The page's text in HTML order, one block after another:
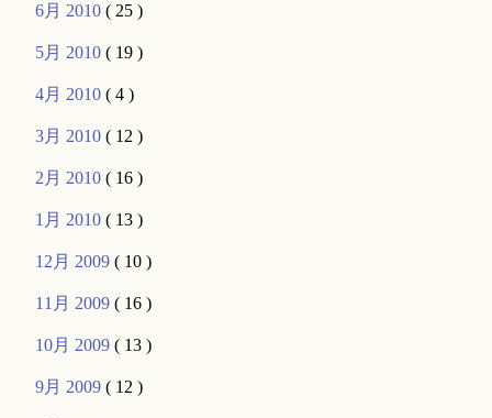
6月 2010( 25 )
5月 2010( 19 )
4月 2010( 4 )
3月 2010( 12 )
2月 2010( 16 )
1月 2010( 13 )
12月 2009( 10 )
11月 2009( 16 )
10月 2009( 13 )
9月 2009( 12 )